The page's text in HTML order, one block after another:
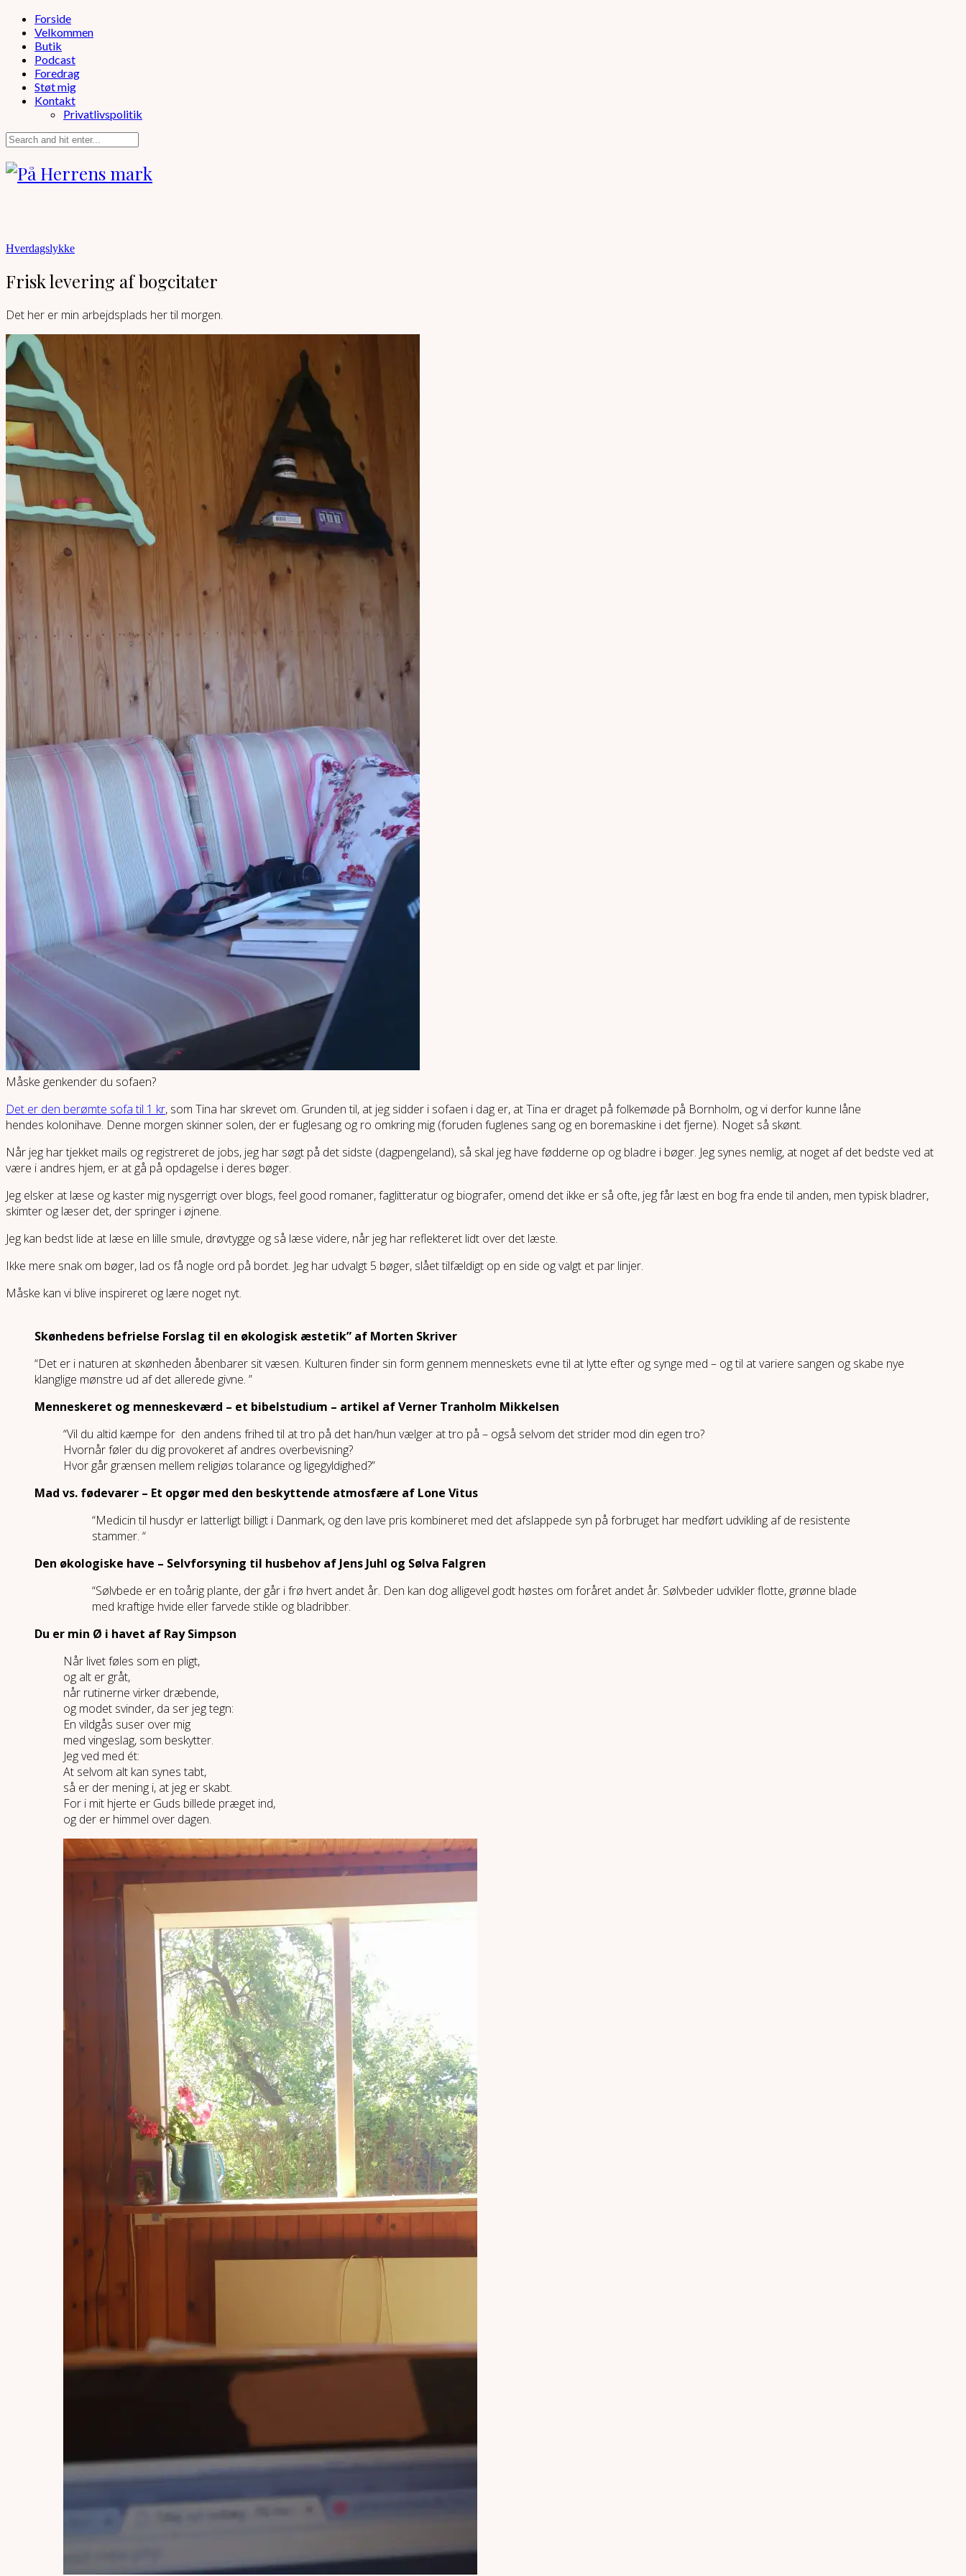
Forside
Velkommen
Butik
Podcast
Foredrag
Støt mig
Kontakt
Privatlivspolitik
Hverdagslykke
Frisk levering af bogcitater
Det her er min arbejdsplads her til morgen.
Måske genkender du sofaen?
Det er den berømte sofa til 1 kr, som Tina har skrevet om. Grunden til, at jeg sidder i sofaen i dag er, at Tina er draget på folkemøde på Bornholm, og vi derfor kunne låne
hendes kolonihave. Denne morgen skinner solen, der er fuglesang og ro omkring mig (foruden fuglenes sang og en boremaskine i det fjerne). Noget så skønt.
Når jeg har tjekket mails og registreret de jobs, jeg har søgt på det sidste (dagpengeland), så skal jeg have fødderne op og bladre i bøger. Jeg synes nemlig, at noget af det bedste ved at
være i andres hjem, er at gå på opdagelse i deres bøger.
Jeg elsker at læse og kaster mig nysgerrigt over blogs, feel good romaner, faglitteratur og biografer, omend det ikke er så ofte, jeg får læst en bog fra ende til anden, men typisk bladrer,
skimter og læser det, der springer i øjnene.
Jeg kan bedst lide at læse en lille smule, drøvtygge og så læse videre, når jeg har reflekteret lidt over det læste.
Ikke mere snak om bøger, lad os få nogle ord på bordet. Jeg har udvalgt 5 bøger, slået tilfældigt op en side og valgt et par linjer.
Måske kan vi blive inspireret og lære noget nyt.
Skønhedens befrielse Forslag til en økologisk æstetik” af Morten Skriver
“Det er i naturen at skønheden åbenbarer sit væsen. Kulturen finder sin form gennem menneskets evne til at lytte efter og synge med – og til at variere sangen og skabe nye
klanglige mønstre ud af det allerede givne. ”
Menneskeret og menneskeværd – et bibelstudium – artikel af Verner Tranholm Mikkelsen
“Vil du altid kæmpe for den andens frihed til at tro på det han/hun vælger at tro på – også selvom det strider mod din egen tro?
Hvornår føler du dig provokeret af andres overbevisning?
Hvor går grænsen mellem religiøs tolarance og ligegyldighed?”
Mad vs. fødevarer – Et opgør med den beskyttende atmosfære af Lone Vitus
“Medicin til husdyr er latterligt billigt i Danmark, og den lave pris kombineret med det afslappede syn på forbruget har medført udvikling af de resistente
stammer. “
Den økologiske have – Selvforsyning til husbehov af Jens Juhl og Sølva Falgren
“Sølvbede er en toårig plante, der går i frø hvert andet år. Den kan dog alligevel godt høstes om foråret andet år. Sølvbeder udvikler flotte, grønne blade
med kraftige hvide eller farvede stikle og bladribber.
Du er min Ø i havet af Ray Simpson
Når livet føles som en pligt,
og alt er gråt,
når rutinerne virker dræbende,
og modet svinder, da ser jeg tegn:
En vildgås suser over mig
med vingeslag, som beskytter.
Jeg ved med ét:
At selvom alt kan synes tabt,
så er der mening i, at jeg er skabt.
For i mit hjerte er Guds billede præget ind,
og der er himmel over dagen.